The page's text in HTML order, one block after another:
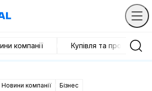
компанії Купівля та продаж
Новини компанії
Бізнес